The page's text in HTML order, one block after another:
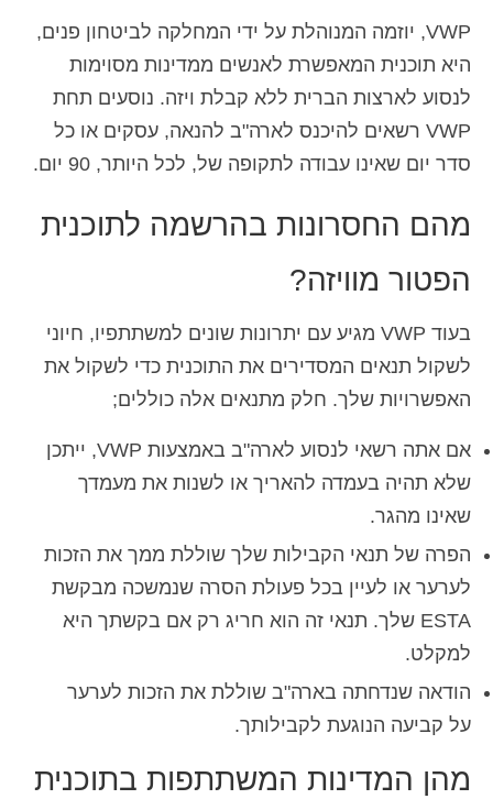
VWP, יוזמה המנוהלת על ידי המחלקה לביטחון פנים,
היא תוכנית המאפשרת לאנשים ממדינות מסוימות
לנסוע לארצות הברית ללא קבלת ויזה. נוסעים תחת
VWP רשאים להיכנס לארה"ב להנאה, עסקים או כל
סדר יום שאינו עבודה לתקופה של, לכל היותר, 90 יום.
מהם החסרונות בהרשמה לתוכנית
הפטור מוויזה?
בעוד VWP מגיע עם יתרונות שונים למשתתפיו, חיוני
לשקול תנאים המסדירים את התוכנית כדי לשקול את
האפשרויות שלך. חלק מתנאים אלה כוללים;
אם אתה רשאי לנסוע לארה"ב באמצעות VWP, ייתכן
שלא תהיה בעמדה להאריך או לשנות את מעמדך
שאינו מהגר.
הפרה של תנאי הקבילות שלך שוללת ממך את הזכות
לערער או לעיין בכל פעולת הסרה שנמשכה מבקשת
ESTA שלך. תנאי זה הוא חריג רק אם בקשתך היא
למקלט.
הודאה שנדחתה בארה"ב שוללת את הזכות לערער
על קביעה הנוגעת לקבילותך.
מהן המדינות המשתתפות בתוכנית